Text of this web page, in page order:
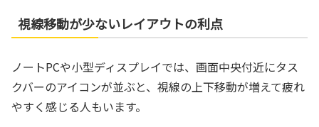
視線移動が少ないレイアウトの利点
ノートPCや小型ディスプレイでは、画面中央付近にタス
クバーのアイコンが並ぶと、視線の上下移動が増えて疲れ
やすく感じる人もいます。